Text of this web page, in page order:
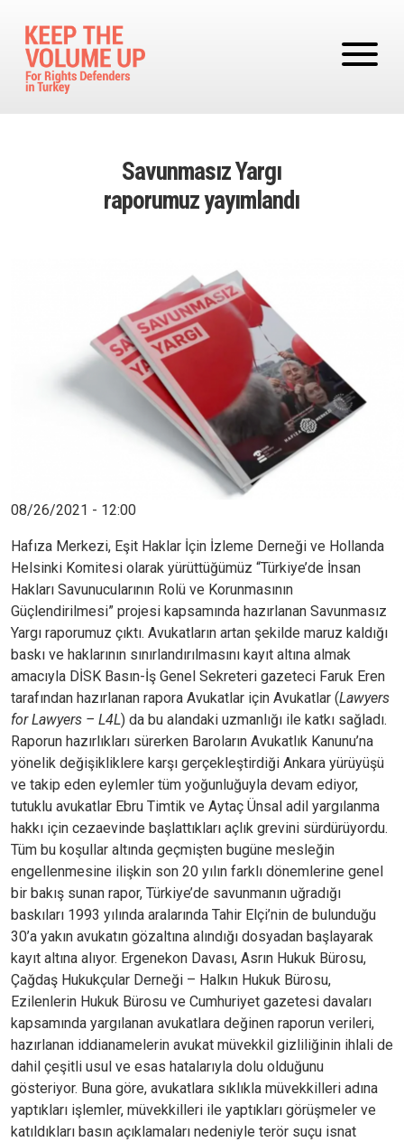
Savunmasız Yargı
raporumuz yayımlandı
08/26/2021 - 12:00
Hafıza Merkezi, Eşit Haklar İçin İzleme Derneği ve Hollanda
Helsinki Komitesi olarak yürüttüğümüz “Türkiye’de İnsan
Hakları Savunucularının Rolü ve Korunmasının
Güçlendirilmesi” projesi kapsamında hazırlanan Savunmasız
Yargı raporumuz çıktı. Avukatların artan şekilde maruz kaldığı
baskı ve haklarının sınırlandırılmasını kayıt altına almak
amacıyla DİSK Basın-İş Genel Sekreteri gazeteci Faruk Eren
tarafından hazırlanan rapora Avukatlar için Avukatlar (Lawyers
for Lawyers – L4L) da bu alandaki uzmanlığı ile katkı sağladı.
Raporun hazırlıkları sürerken Baroların Avukatlık Kanunu’na
yönelik değişikliklere karşı gerçekleştirdiği Ankara yürüyüşü
ve takip eden eylemler tüm yoğunluğuyla devam ediyor,
tutuklu avukatlar Ebru Timtik ve Aytaç Ünsal adil yargılanma
hakkı için cezaevinde başlattıkları açlık grevini sürdürüyordu.
Tüm bu koşullar altında geçmişten bugüne mesleğin
engellenmesine ilişkin son 20 yılın farklı dönemlerine genel
bir bakış sunan rapor, Türkiye’de savunmanın uğradığı
baskıları 1993 yılında aralarında Tahir Elçi’nin de bulunduğu
30’a yakın avukatın gözaltına alındığı dosyadan başlayarak
kayıt altına alıyor. Ergenekon Davası, Asrın Hukuk Bürosu,
Çağdaş Hukukçular Derneği – Halkın Hukuk Bürosu,
Ezilenlerin Hukuk Bürosu ve Cumhuriyet gazetesi davaları
kapsamında yargılanan avukatlara değinen raporun verileri,
hazırlanan iddianamelerin avukat müvekkil gizliliğinin ihlali de
dahil çeşitli usul ve esas hatalarıyla dolu olduğunu
gösteriyor. Buna göre, avukatlara sıklıkla müvekkilleri adına
yaptıkları işlemler, müvekkilleri ile yaptıkları görüşmeler ve
katıldıkları basın açıklamaları nedeniyle terör suçu isnat